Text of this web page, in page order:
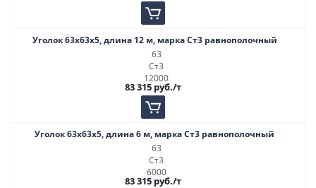
Уголок 63х63х5, длина 12 м, марка Ст3 равнополочный
63
Ст3
12000
83 315руб./т
Уголок 63х63х5, длина 6 м, марка Ст3 равнополочный
63
Ст3
6000
83 315руб./т